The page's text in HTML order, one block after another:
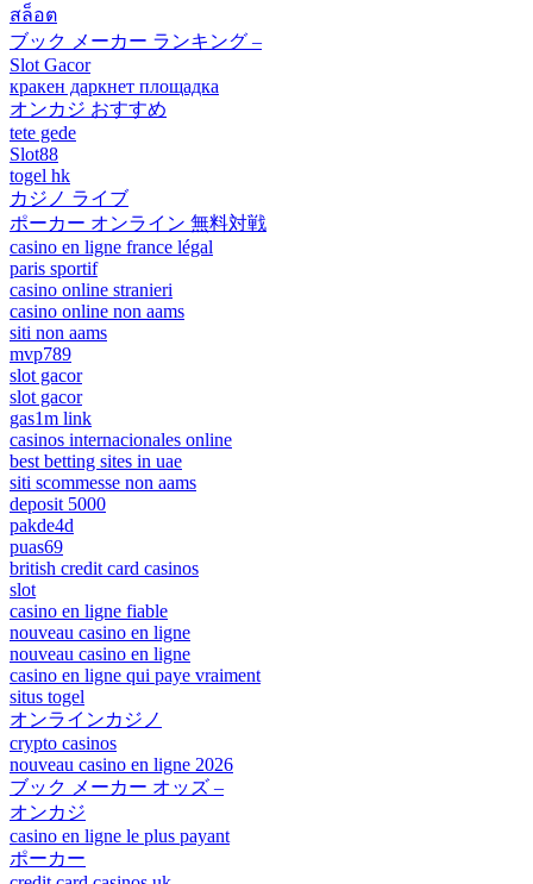
สล็อต
ブック メーカー ランキング –
Slot Gacor
кракен даркнет площадка
オンカジ おすすめ
tete gede
Slot88
togel hk
カジノ ライブ
ポーカー オンライン 無料対戦
casino en ligne france légal
paris sportif
casino online stranieri
casino online non aams
siti non aams
mvp789
slot gacor
slot gacor
gas1m link
casinos internacionales online
best betting sites in uae
siti scommesse non aams
deposit 5000
pakde4d
puas69
british credit card casinos
slot
casino en ligne fiable
nouveau casino en ligne
nouveau casino en ligne
casino en ligne qui paye vraiment
situs togel
オンラインカジノ
crypto casinos
nouveau casino en ligne 2026
ブック メーカー オッズ –
オンカジ
casino en ligne le plus payant
ポーカー